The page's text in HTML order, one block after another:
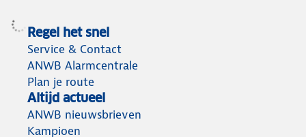
Regel het snel
Service & Contact
ANWB Alarmcentrale
Plan je route
Altijd actueel
ANWB nieuwsbrieven
Kampioen